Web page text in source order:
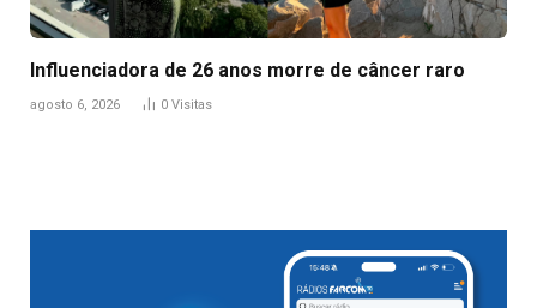
Influenciadora de 26 anos morre de câncer raro
agosto 6, 2026 0 Visitas